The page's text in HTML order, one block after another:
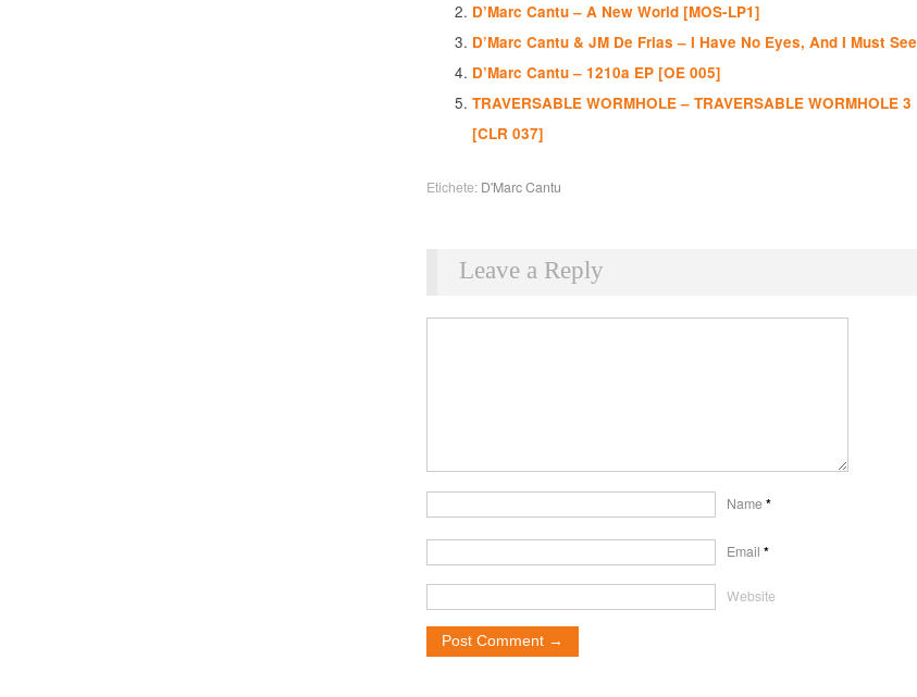
D’Marc Cantu – A New World [MOS-LP1]
D’Marc Cantu & JM De Frias – I Have No Eyes, And I Must See
D’Marc Cantu – 1210a EP [OE 005]
TRAVERSABLE WORMHOLE – TRAVERSABLE WORMHOLE 3
[CLR 037]
Etichete: D'Marc Cantu
Leave a Reply
Name*
Email *
Website